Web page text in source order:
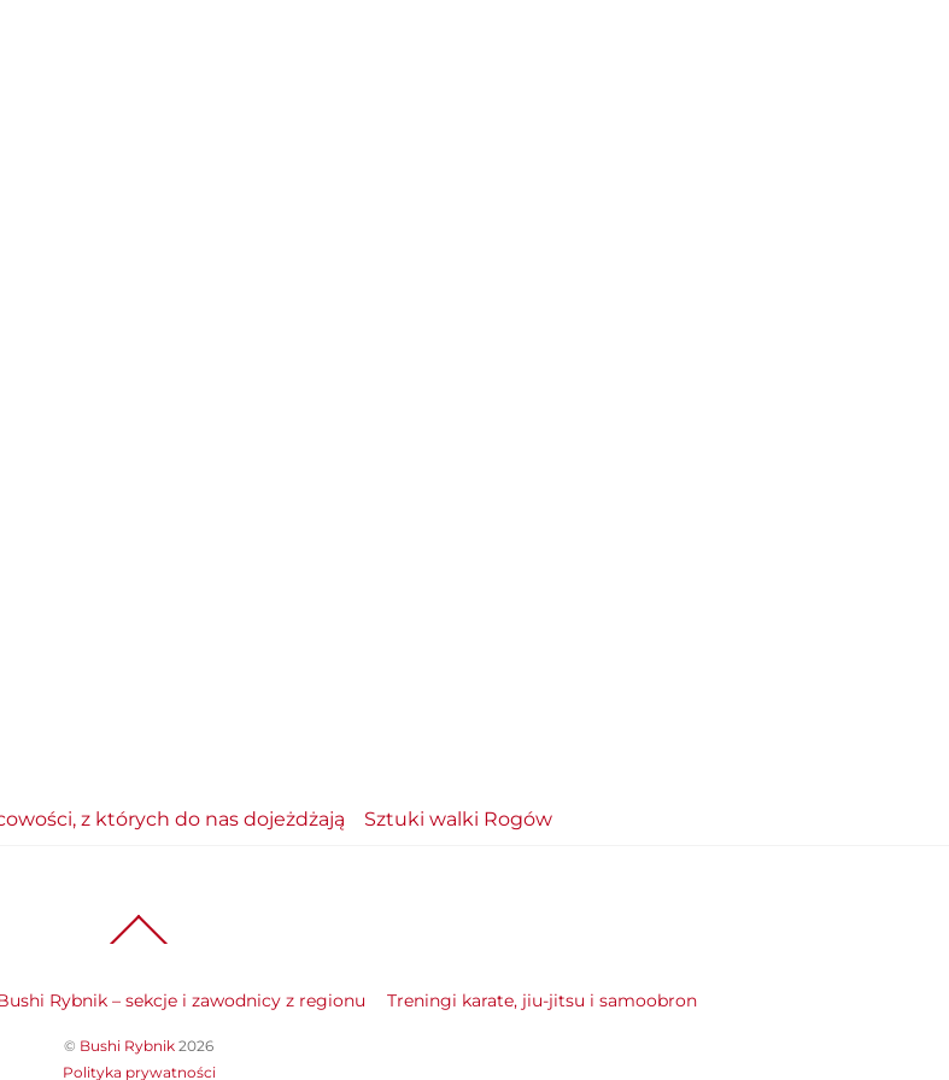
z których do nas dojeżdżają Sztuki walki Rogów
To
Rybnik – sekcje i zawodnicy z regionu Treningi karate, jiu-jitsu i samoobron
© Bushi Rybnik 2026
Polityka prywatności